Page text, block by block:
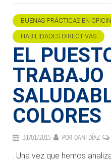
BUENAS PRÁCTICAS EN
HABILIDADES DIRECTIVAS
EL
TRABAJO
COLORES
31/01/2015 POR DANI DÍAZ
. Una vez que hemos